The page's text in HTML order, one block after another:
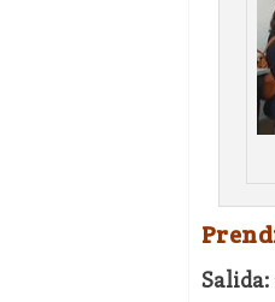
Salida: